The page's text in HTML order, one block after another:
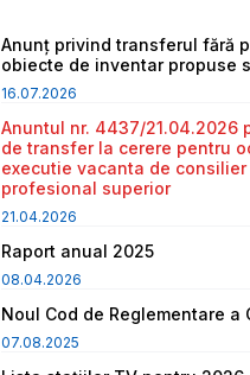
Anunț privind transferul fără
obiecte de inventar propuse
16.07.2026
Anuntul nr. 4437/21.04.2026
de transfer la cerere pentru
executie vacanta de
profesional superior
21.04.2026
Raport anual 2025
08.04.2026
Noul Cod de Reglementare
07.08.2025